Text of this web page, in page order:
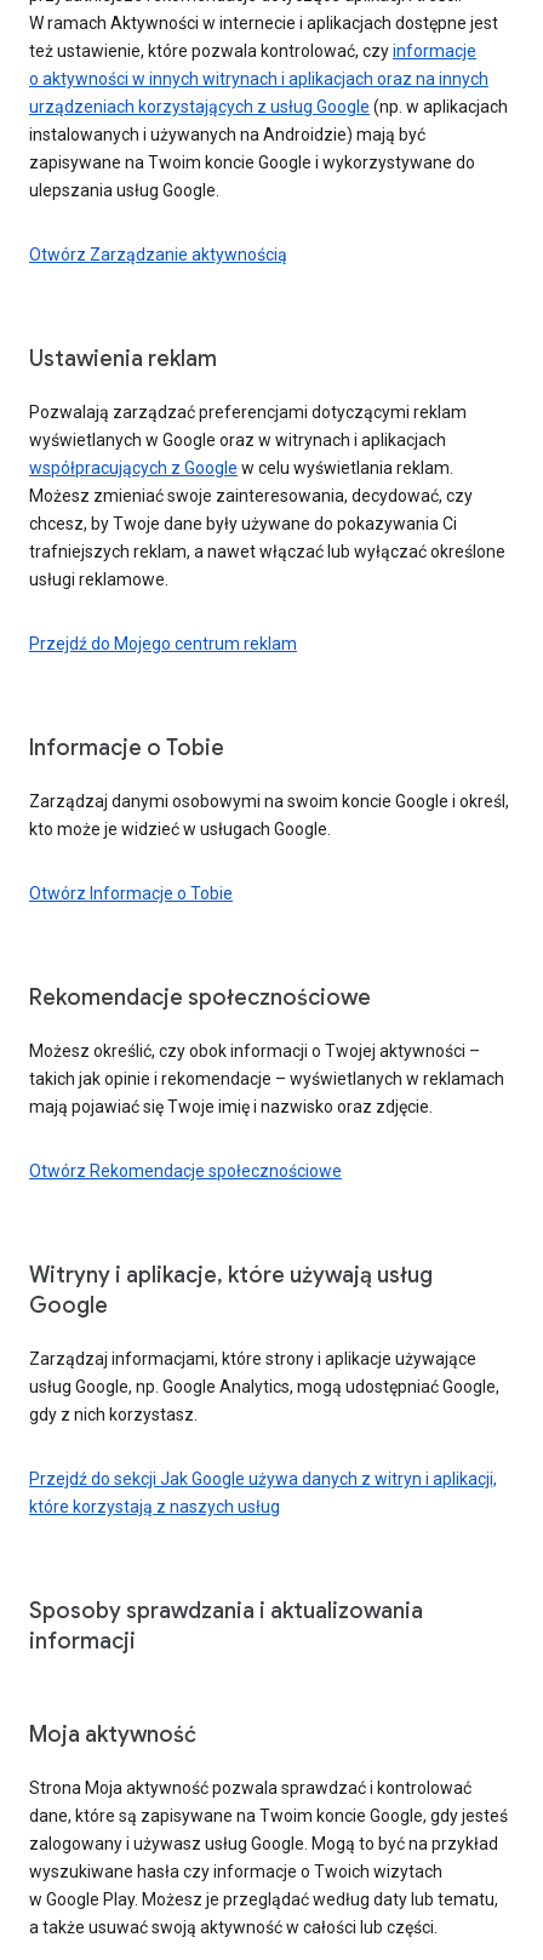
W ramach Aktywności w internecie i aplikacjach dostępne jest
też ustawienie, które pozwala kontrolować, czyinformacje
o aktywności w innych witrynach i aplikacjach oraz na innych
urządzeniach korzystających z usług Google (np. w aplikacjach
instalowanych i używanych na Androidzie) mają być
zapisywane na Twoim koncie Google i wykorzystywane do
ulepszania usług Google.
Otwórz Zarządzanie aktywnością
Ustawienia reklam
Pozwalają zarządzać preferencjami dotyczącymi reklam
wyświetlanych w Google oraz w witrynach i aplikacjach
współpracujących z Google w celu wyświetlania reklam.
Możesz zmieniać swoje zainteresowania, decydować, czy
chcesz, by Twoje dane były używane do pokazywania Ci
trafniejszych reklam, a nawet włączać lub wyłączać określone
usługi reklamowe.
Przejdź do Mojego centrum reklam
Informacje o Tobie
Zarządzaj danymi osobowymi na swoim koncie Google i określ,
kto może je widzieć w usługach Google.
Otwórz Informacje o Tobie
Rekomendacje społecznościowe
Możesz określić, czy obok informacji o Twojej aktywności –
takich jak opinie i rekomendacje – wyświetlanych w reklamach
mają pojawiać się Twoje imię i nazwisko oraz zdjęcie.
Otwórz Rekomendacje społecznościowe
Witryny i aplikacje, które używają usług
Google
Zarządzaj informacjami, które strony i aplikacje używające
usług Google, np. Google Analytics, mogą udostępniać Google,
gdy z nich korzystasz.
Przejdź do sekcji Jak Google używa danych z witryn i aplikacji,
które korzystają z naszych usług
Sposoby sprawdzania i aktualizowania
informacji
Moja aktywność
Strona Moja aktywność pozwala sprawdzać i kontrolować
dane, które są zapisywane na Twoim koncie Google, gdy jesteś
zalogowany i używasz usług Google. Mogą to być na przykład
wyszukiwane hasła czy informacje o Twoich wizytach
w Google Play. Możesz je przeglądać według daty lub tematu,
a także usuwać swoją aktywność w całości lub części.